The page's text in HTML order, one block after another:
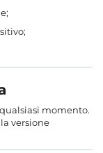
momento.
versione